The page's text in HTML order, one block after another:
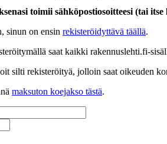
toimii sähköpostiosoitteesi (tai
sinun on ensin rekisteröidyttävä täällä.
saat kaikki rakennuslehti.fi-
silti rekisteröityä, jolloin saat oikeuden
maksuton koejakso tästä.